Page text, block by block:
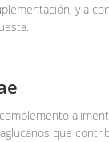
y a
que